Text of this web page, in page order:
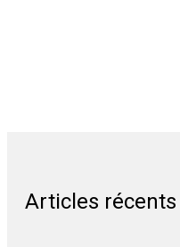
Articles récents